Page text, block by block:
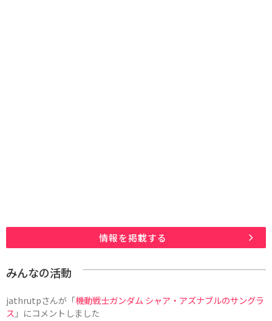
情報を掲載する
みんなの活動
jathrutpさんが「機動戦士ガンダム シャア・アズナブルのサングラ
ス 」にコメントしました